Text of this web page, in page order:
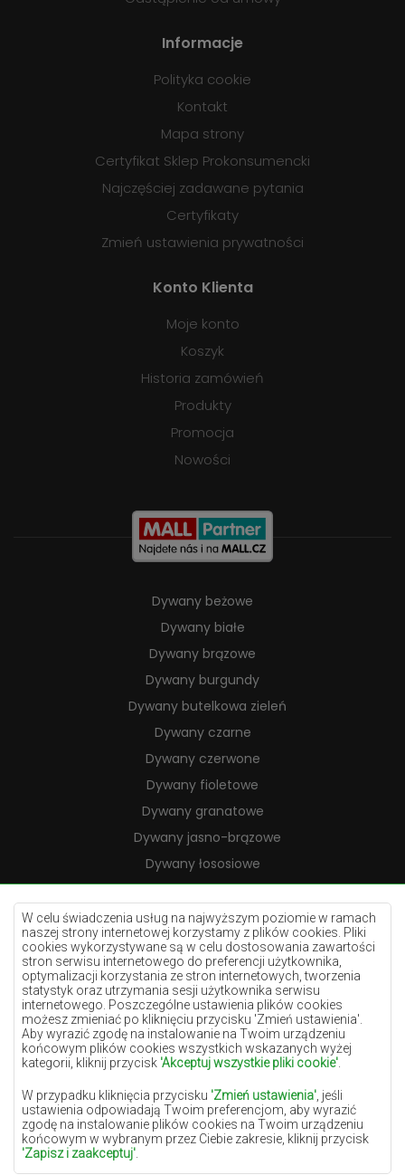
W celu świadczenia usług na najwyższym poziomie w ramach
naszej strony internetowej korzystamy z plików cookies. Pliki
cookies wykorzystywane są w celu dostosowania zawartości
stron serwisu internetowego do preferencji użytkownika,
optymalizacji korzystania ze stron internetowych, tworzenia
statystyk oraz utrzymania sesji użytkownika serwisu
internetowego. Poszczególne ustawienia plików cookies
możesz zmieniać po kliknięciu przycisku 'Zmień ustawienia'.
Aby wyrazić zgodę na instalowanie na Twoim urządzeniu
końcowym plików cookies wszystkich wskazanych wyżej
kategorii, kliknij przycisk 'Akceptuj wszystkie pliki cookie'
W przypadku kliknięcia przycisku 'Zmień ustawienia' , jeśli
ustawienia odpowiadają Twoim preferencjom, aby wyrazić
zgodę na instalowanie plików cookies na Twoim urządzeniu
końcowym w wybranym przez Ciebie zakresie, kliknij przycisk
'Zapisz i zaakceptuj'
Informacje
Polityka cookie
Kontakt
Mapa strony
Certyfikat Sklep Prokonsumencki
Najczęściej zadawane pytania
Certyfikaty
Zmień ustawienia prywatności
Konto Klienta
Moje konto
Koszyk
Historia zamówień
Produkty
Promocja
Nowości
Dywany beżowe
Dywany białe
Dywany brązowe
Dywany burgundy
Dywany butelkowa zieleń
Dywany czarne
Dywany czerwone
Dywany fioletowe
Dywany granatowe
Dywany jasno-brązowe
Dywany łososiowe
Dywany kremowe
Dywany lilac
Dywany żółte
Dywany miętowe
Dywany niebieskie
Dywany pomarańczowe
Dywany różowe
Dywany szare
Dywany terakota
Dywany zielone